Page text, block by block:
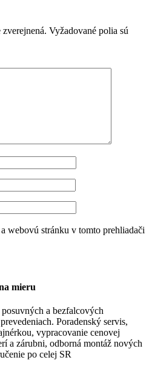
zverejnená. Vyžadované polia sú
webovú stránku v tomto prehliadači
mieru
a bezfalcových
Poradenský servis,
vypracovanie cenovej
a zárubni, odborná montáž nových
po celej SR